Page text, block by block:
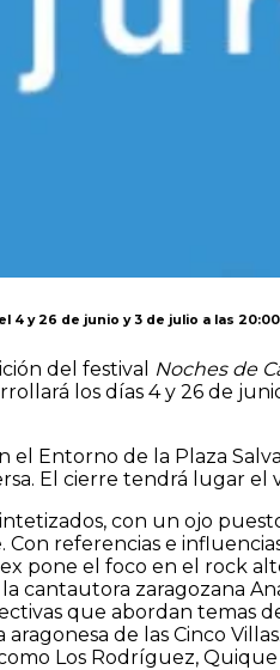
4 y 26 de junio y 3 de julio a las
del festival Noches de
los días 4 y 26 de
Entorno de la Plaza
El cierre tendrá lugar el
con un ojo
referencias e
pone el foco en el
cantautora zaragozana
que abordan temas
de las Cinco
Los Rodríguez, Quique